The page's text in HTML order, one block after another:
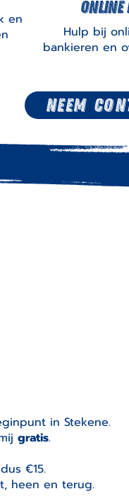
en
online
Hulp bij
bankieren en
Neem
in Stekene.
gratis.
€15.
heen en terug.